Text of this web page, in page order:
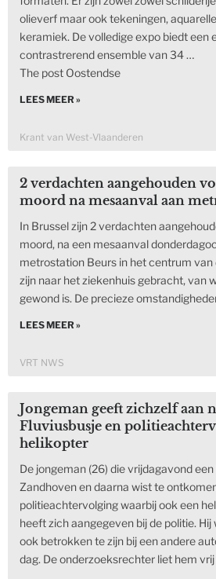
olieverf maar ook tekeningen,
keramiek. De volledige expo biedt een
contrastrerend ensemble van 34 …
The post Oostendse
LEES MEER »
Krant van West-Vlaanderen
2 verdachten aangehouden
moord na mesaanval aan
In Brussel zijn 2 verdachten
moord, na een mesaanval
metrostation Beurs in het centrum van
zijn naar het ziekenhuis gebracht, van
gewond is. De precieze
LEES MEER »
VRT NWS
Jongeman geeft zichzelf aan
Fluviusbusje en
helikopter
De jongeman (26) die vrijdagavond
Zandhoven en daarna wist te
politieachtervolging waarbij ook een
heeft zich aangegeven bij de politie.
ook betrokken te zijn bij een andere
dag. De onderzoeksrechter liet hem